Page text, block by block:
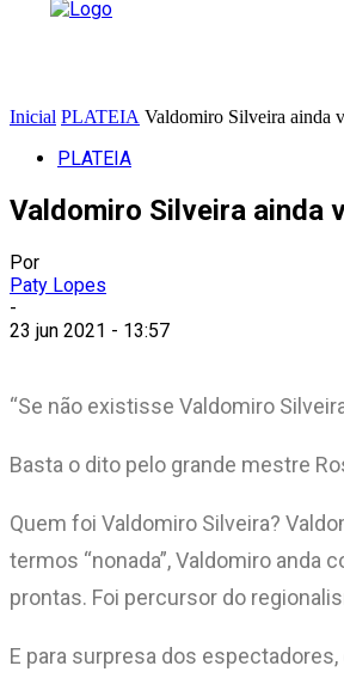
Inicial PLATEIA Valdomiro Silveira ainda
PLATEIA
Valdomiro Silveira ainda
Por
Paty Lopes
-
23 jun 2021 - 13:57
“Se não existisse Valdomiro
Basta o dito pelo grande mestre
Quem foi Valdomiro Silveira?
termos “nonada”, Valdomiro anda
prontas. Foi percursor do
E para surpresa dos